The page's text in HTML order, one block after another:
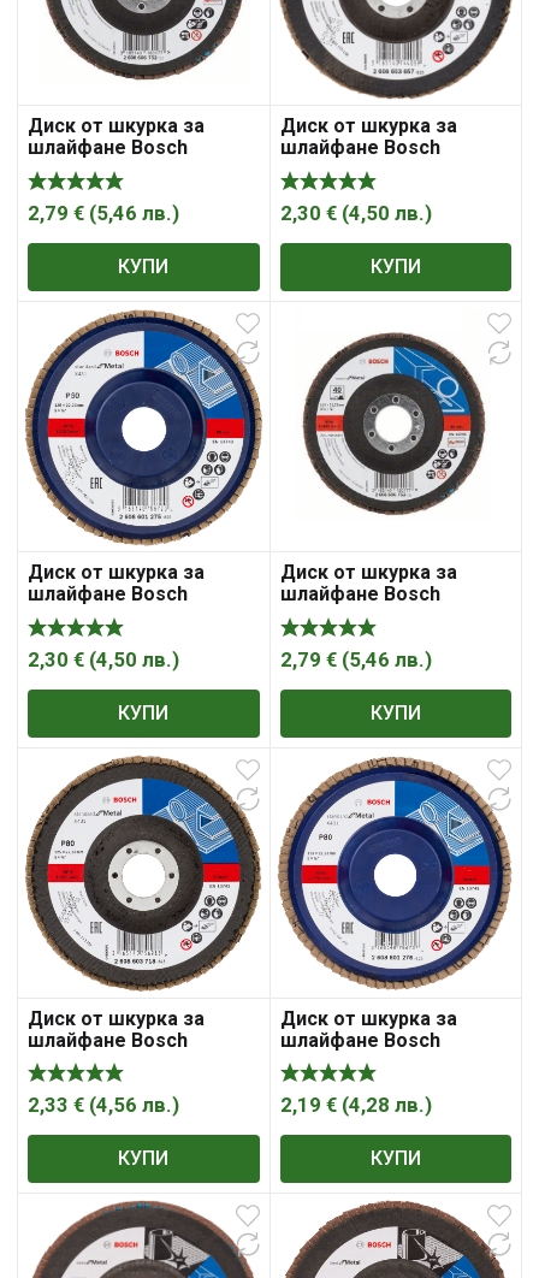
Диск от шкурка за
шлайфане Bosch
ламелен за метал 125
мм, 22.23 мм, P60,
Expert for Metal X551
2,79 € (5,46 лв.)
КУПИ
Диск от шкурка за
шлайфане Bosch
ламелен за метал 125
мм, 22.23 мм, P60,
Standard for Metal
2,30 € (4,50 лв.)
КУПИ
Диск от шкурка за
шлайфане Bosch
ламелен за метал 125
мм, 22.23 мм, P60,
Standard for Metal X431
2,30 € (4,50 лв.)
КУПИ
Диск от шкурка за
шлайфане Bosch
ламелен за метал 125
мм, 22.23 мм, P80,
Expert for Metal X551
2,79 € (5,46 лв.)
КУПИ
Диск от шкурка за
шлайфане Bosch
ламелен за метал 125
мм, 22.23 мм, P80,
Standard for Metal X431
2,33 € (4,56 лв.)
КУПИ
Диск от шкурка за
шлайфане Bosch
ламелен за метал 125
мм, 22.23 мм, P80,
Standard for Metal X431
2,19 € (4,28 лв.)
КУПИ